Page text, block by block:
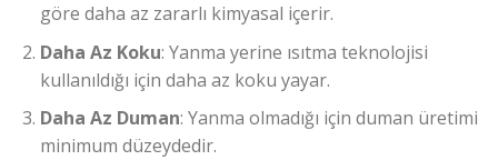
göre daha az zararlı kimyasal içerir.
Daha Az Koku: Yanma yerine ısıtma teknolojisi
kullanıldığı için daha az koku yayar.
Daha Az Duman: Yanma olmadığı için duman üretimi
minimum düzeydedir.